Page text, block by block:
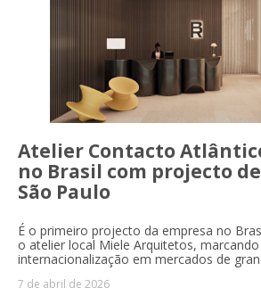
Atelier Contacto
no Brasil com projecto
São Paulo
É o primeiro projecto da empresa no
o atelier local Miele Arquitetos,
internacionalização em mercados de
7 de abril de 2026